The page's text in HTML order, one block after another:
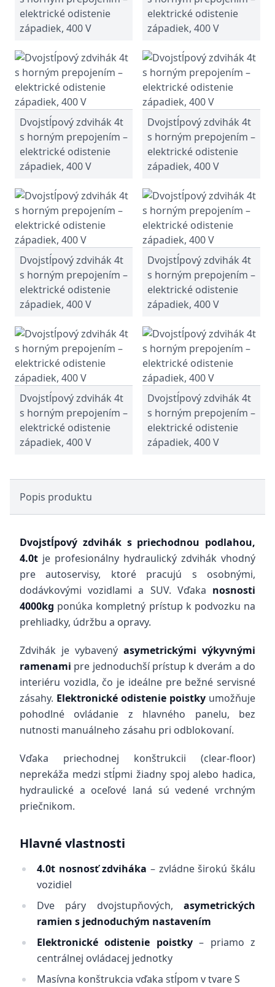
elektrické odistenie
západiek, 400 V
elektrické odistenie
západiek, 400 V
Dvojstĺpový zdvihák 4t
s horným prepojením –
elektrické odistenie
západiek, 400 V
Dvojstĺpový zdvihák 4t
s horným prepojením –
elektrické odistenie
západiek, 400 V
Dvojstĺpový zdvihák 4t
s horným prepojením –
elektrické odistenie
západiek, 400 V
Dvojstĺpový zdvihák 4t
s horným prepojením –
elektrické odistenie
západiek, 400 V
Dvojstĺpový zdvihák 4t
s horným prepojením –
elektrické odistenie
západiek, 400 V
Dvojstĺpový zdvihák 4t
s horným prepojením –
elektrické odistenie
západiek, 400 V
Popis produktu
Dvojstĺpový zdvihák s priechodnou podlahou,
4.0t je profesionálny hydraulický zdvihák vhodný
pre autoservisy, ktoré pracujú s osobnými,
dodávkovými vozidlami a SUV. Vďaka nosnosti
4000kg ponúka kompletný prístup k podvozku na
prehliadky, údržbu a opravy.
Zdvihák je vybavený asymetrickými výkyvnými
ramenami pre jednoduchší prístup k dverám a do
interiéru vozidla, čo je ideálne pre bežné servisné
zásahy. Elektronické odistenie poistky umožňuje
pohodlné ovládanie z hlavného panelu, bez
nutnosti manuálneho zásahu pri odblokovaní.
Vďaka priechodnej konštrukcii (clear-floor)
neprekáža medzi stĺpmi žiadny spoj alebo hadica,
hydraulické a oceľové laná sú vedené vrchným
priečnikom.
Hlavné vlastnosti
4.0t nosnosť zdviháka – zvládne širokú škálu
vozidiel
Dve páry dvojstupňových, asymetrických
ramien s jednoduchým nastavením
Elektronické odistenie poistky– priamo z
centrálnej ovládacej jednotky
Masívna konštrukcia vďaka stĺpom v tvare S